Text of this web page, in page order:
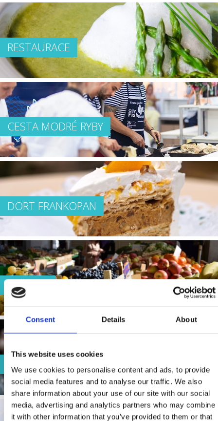
Consent Details About
This website uses cookies
We use cookies to personalise content and ads, to provide
social media features and to analyse our traffic. We also
share information about your use of our site with our social
media, advertising and analytics partners who may combine
it with other information that you’ve provided to them or that
RESTAURACE
CESTA MODRÉ RYBY
DORT FRANKOPAN
TRŽNICE
RYBÁRNY